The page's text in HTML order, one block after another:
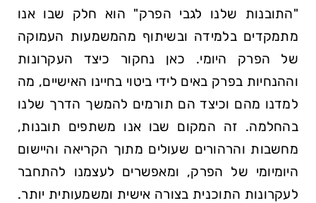
"התובנות שלנו לגבי הפרק" הוא חלק שבו אנו
מתמקדים בלמידה ובשיתוף מהמשמעות העמוקה
של הפרק היומי. כאן נחקור כיצד העקרונות
וההנחיות בפרק באים לידי ביטוי בחיינו האישיים, מה
למדנו מהם וכיצד הם תורמים להמשך הדרך שלנו
בהחלמה. זה המקום שבו אנו משתפים תובנות,
מחשבות והרהורים שעולים מתוך הקריאה והיישום
היומיומי של הפרק, ומאפשרים לעצמנו להתחבר
לעקרונות התוכנית בצורה אישית ומשמעותית יותר.